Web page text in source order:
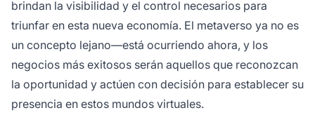
brindan la visibilidad y el control necesarios para
triunfar en esta nueva economía. El metaverso ya no es
un concepto lejano—está ocurriendo ahora, y los
negocios más exitosos serán aquellos que reconozcan
la oportunidad y actúen con decisión para establecer su
presencia en estos mundos virtuales.